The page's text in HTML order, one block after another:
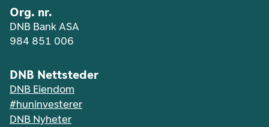
Org. nr.
DNB Bank ASA
984 851 006
DNB Nettsteder
DNB Eiendom
#huninvesterer
DNB Nyheter